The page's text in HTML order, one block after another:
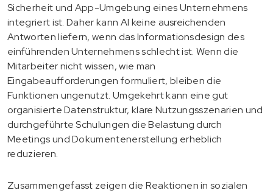
Sicherheit und App-Umgebung eines Unternehmens
integriert ist. Daher kann AI keine ausreichenden
Antworten liefern, wenn das Informationsdesign des
einführenden Unternehmens schlecht ist. Wenn die
Mitarbeiter nicht wissen, wie man
Eingabeaufforderungen formuliert, bleiben die
Funktionen ungenutzt. Umgekehrt kann eine gut
organisierte Datenstruktur, klare Nutzungsszenarien und
durchgeführte Schulungen die Belastung durch
Meetings und Dokumentenerstellung erheblich
reduzieren.
Zusammengefasst zeigen die Reaktionen in sozialen